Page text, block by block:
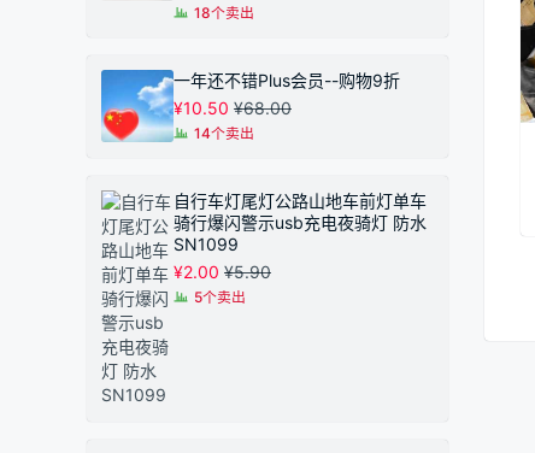
18个卖出
一年还不错Plus会员--购物9折
¥10.50 ¥68.00
14个卖出
自行车灯尾灯公路山地车前灯单车
骑行爆闪警示usb充电夜骑灯 防水
SN1099
¥2.00 ¥5.90
5个卖出